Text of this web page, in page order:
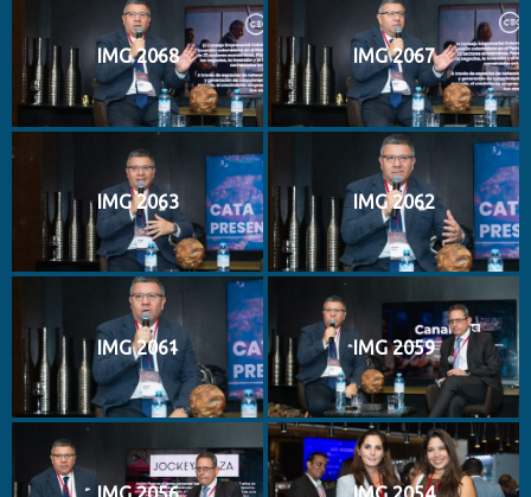
IMG 2068 IMG 2067
IMG 2063 IMG 2062
IMG 2061 IMG 2059